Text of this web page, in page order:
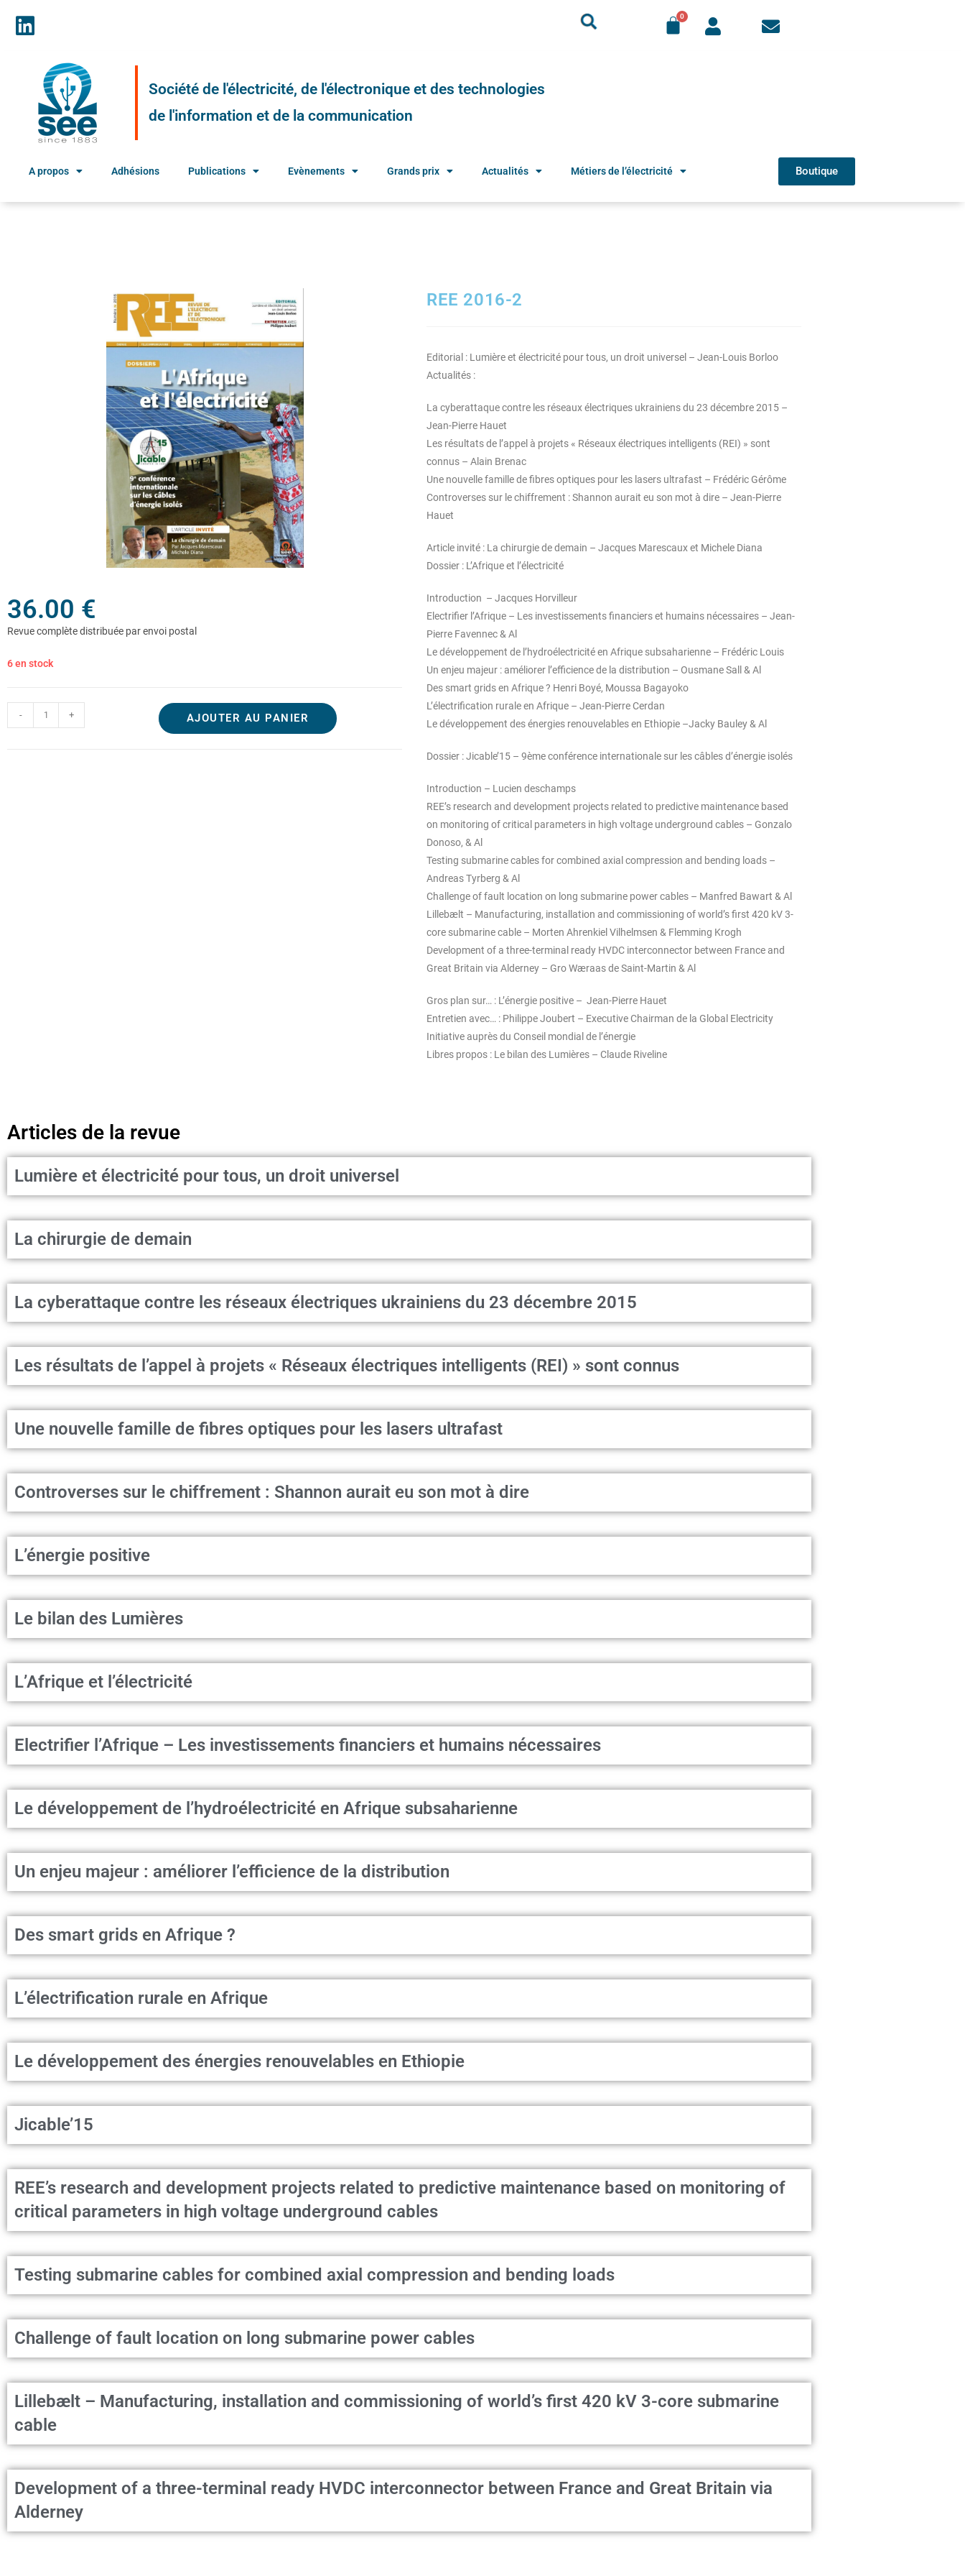
Société de l'électricité, de l'électronique et des technologies
de l'information et de la communication
A propos Adhésions Publications Evènements Grands prix Actualités Métiers de l’électricité Boutique
36.00 €
6 en stock
- + AJOUTER AU PANIER
REE 2016-2
Editorial : Lumière et électricité pour tous, un droit universel – Jean-Louis Borloo
Actualités :
La cyberattaque contre les réseaux électriques ukrainiens du 23 décembre 2015 –
Jean-Pierre Hauet
Les résultats de l’appel à projets « Réseaux électriques intelligents (REI) » sont
connus – Alain Brenac
Une nouvelle famille de fibres optiques pour les lasers ultrafast – Frédéric Gérôme
Controverses sur le chiffrement : Shannon aurait eu son mot à dire – Jean-Pierre
Hauet
Article invité : La chirurgie de demain – Jacques Marescaux et Michele Diana
Dossier : L’Afrique et l’électricité
Introduction – Jacques Horvilleur
Electrifier l’Afrique – Les investissements financiers et humains nécessaires – Jean-
Pierre Favennec & Al
Le développement de l’hydroélectricité en Afrique subsaharienne – Frédéric Louis
Un enjeu majeur : améliorer l’efficience de la distribution – Ousmane Sall & Al
Des smart grids en Afrique ? Henri Boyé, Moussa Bagayoko
L’électrification rurale en Afrique – Jean-Pierre Cerdan
Le développement des énergies renouvelables en Ethiopie –Jacky Bauley & Al
Dossier : Jicable’15 – 9ème conférence internationale sur les câbles d’énergie isolés
Introduction – Lucien deschamps
REE’s research and development projects related to predictive maintenance based
on monitoring of critical parameters in high voltage underground cables – Gonzalo
Donoso, & Al
Testing submarine cables for combined axial compression and bending loads –
Andreas Tyrberg & Al
Challenge of fault location on long submarine power cables – Manfred Bawart & Al
Lillebælt – Manufacturing, installation and commissioning of world’s first 420 kV 3-
core submarine cable – Morten Ahrenkiel Vilhelmsen & Flemming Krogh
Development of a three-terminal ready HVDC interconnector between France and
Great Britain via Alderney – Gro Wæraas de Saint-Martin & Al
Gros plan sur… : L’énergie positive – Jean-Pierre Hauet
Entretien avec… : Philippe Joubert – Executive Chairman de la Global Electricity
Initiative auprès du Conseil mondial de l’énergie
Libres propos : Le bilan des Lumières – Claude Riveline
Articles de la revue
Lumière et électricité pour tous, un droit universel
La chirurgie de demain
La cyberattaque contre les réseaux électriques ukrainiens du 23 décembre 2015
Les résultats de l’appel à projets « Réseaux électriques intelligents (REI) » sont connus
Une nouvelle famille de fibres optiques pour les lasers ultrafast
Controverses sur le chiffrement : Shannon aurait eu son mot à dire
L’énergie positive
Le bilan des Lumières
L’Afrique et l’électricité
Electrifier l’Afrique – Les investissements financiers et humains nécessaires
Le développement de l’hydroélectricité en Afrique subsaharienne
Un enjeu majeur : améliorer l’efficience de la distribution
Des smart grids en Afrique ?
L’électrification rurale en Afrique
Le développement des énergies renouvelables en Ethiopie
Jicable’15
REE’s research and development projects related to predictive maintenance based on monitoring of
critical parameters in high voltage underground cables
Testing submarine cables for combined axial compression and bending loads
Challenge of fault location on long submarine power cables
Lillebælt – Manufacturing, installation and commissioning of world’s first 420 kV 3-core submarine
cable
Development of a three-terminal ready HVDC interconnector between France and Great Britain via
Alderney